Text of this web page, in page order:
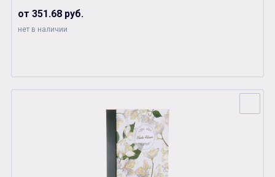
от 351.68 руб.
нет в наличии